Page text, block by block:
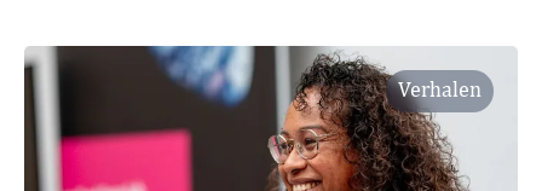
Verhalen